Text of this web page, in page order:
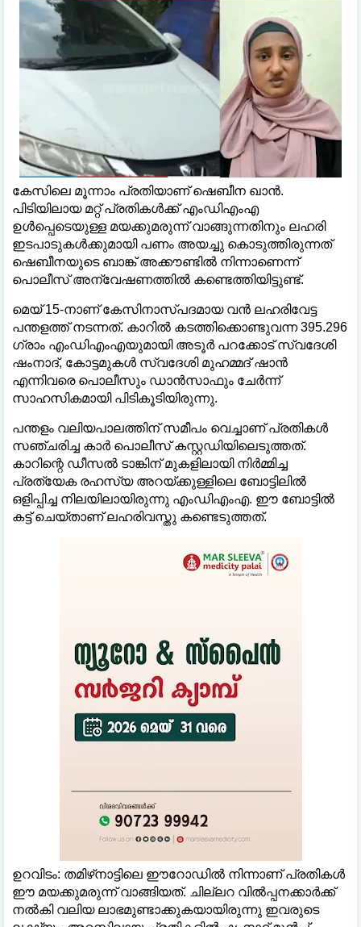
കേസിലെ മൂന്നാം പ്രതിയാണ് ഷെബീന ഖാൻ.
പിടിയിലായ മറ്റ് പ്രതികള്‍ക്ക് എംഡിഎംഎ
ഉള്‍പ്പെടെയുള്ള മയക്കുമരുന്ന് വാങ്ങുന്നതിനും ലഹരി
ഇടപാടുകള്‍ക്കുമായി പണം അയച്ചു കൊടുത്തിരുന്നത്
ഷെബീനയുടെ ബാങ്ക് അക്കൗണ്ടില്‍ നിന്നാണെന്ന്
പൊലീസ് അന്വേഷണത്തില്‍ കണ്ടെത്തിയിട്ടുണ്ട്.
മെയ് 15-നാണ് കേസിനാസ്പദമായ വൻ ലഹരിവേട്ട
പന്തളത്ത് നടന്നത്. കാറില്‍ കടത്തിക്കൊണ്ടുവന്ന 395.296
ഗ്രാം എംഡിഎംഎയുമായി അടൂർ പറക്കോട് സ്വദേശി
ഷംനാദ്, കോട്ടമുകള്‍ സ്വദേശി മുഹമ്മദ് ഷാൻ
എന്നിവരെ പൊലീസും ഡാൻസാഫും ചേർന്ന്
സാഹസികമായി പിടികൂടിയിരുന്നു.
പന്തളം വലിയപാലത്തിന് സമീപം വെച്ചാണ് പ്രതികള്‍
സഞ്ചരിച്ച കാർ പൊലീസ് കസ്റ്റഡിയിലെടുത്തത്.
കാറിന്റെ ഡീസല്‍ ടാങ്കിന് മുകളിലായി നിർമ്മിച്ച
പ്രത്യേക രഹസ്യ അറയ്ക്കുള്ളിലെ ബോട്ടിലില്‍
ഒളിപ്പിച്ച നിലയിലായിരുന്നു എംഡിഎംഎ. ഈ ബോട്ടില്‍
കട്ട് ചെയ്താണ് ലഹരിവസ്തു കണ്ടെടുത്തത്.
ഉറവിടം: തമിഴ്‌നാട്ടിലെ ഈറോഡില്‍ നിന്നാണ് പ്രതികള്‍
ഈ മയക്കുമരുന്ന് വാങ്ങിയത്. ചില്ലറ വില്‍പ്പനക്കാർക്ക്
നല്‍കി വലിയ ലാഭമുണ്ടാക്കുകയായിരുന്നു ഇവരുടെ